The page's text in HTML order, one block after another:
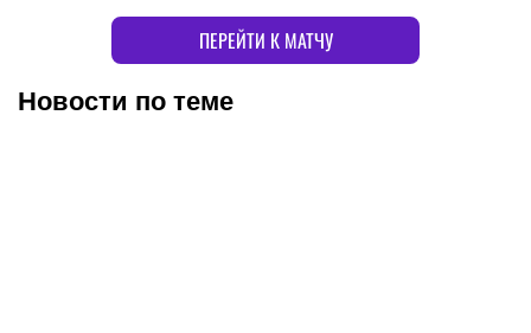
ПЕРЕЙТИ К МАТЧУ
Новости по теме